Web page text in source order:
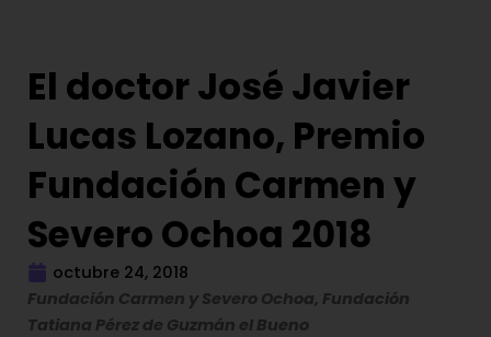
El doctor José Javier
Lucas Lozano, Premio
Fundación Carmen y
Severo Ochoa 2018
octubre 24, 2018
Fundación Carmen y Severo Ochoa, Fundación
Tatiana Pérez de Guzmán el Bueno